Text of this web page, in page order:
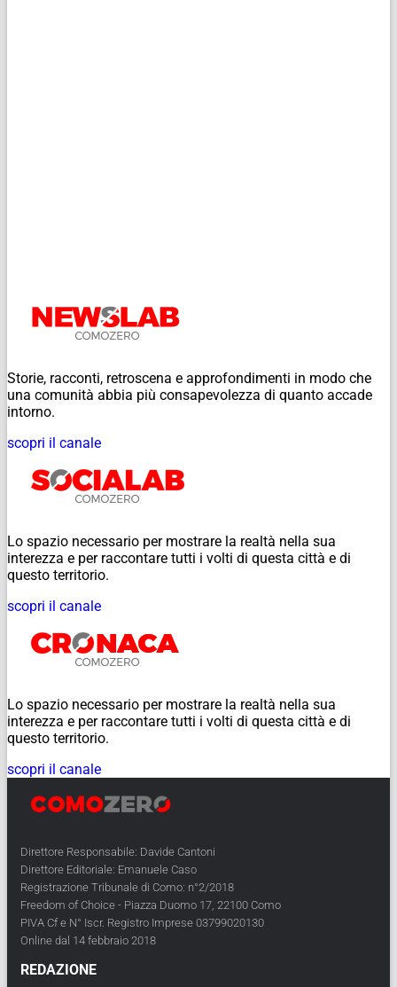
Storie, racconti, retroscena e approfondimenti in modo che
una comunità abbia più consapevolezza di quanto accade
intorno.
scopri il canale
Lo spazio necessario per mostrare la realtà nella sua
interezza e per raccontare tutti i volti di questa città e di
questo territorio.
scopri il canale
Lo spazio necessario per mostrare la realtà nella sua
interezza e per raccontare tutti i volti di questa città e di
questo territorio.
scopri il canale
Direttore Responsabile: Davide Cantoni
Direttore Editoriale: Emanuele Caso
Registrazione Tribunale di Como: n°2/2018
Freedom of Choice - Piazza Duomo 17, 22100 Como
PIVA Cf e N° Iscr. Registro Imprese 03799020130
Online dal 14 febbraio 2018
REDAZIONE